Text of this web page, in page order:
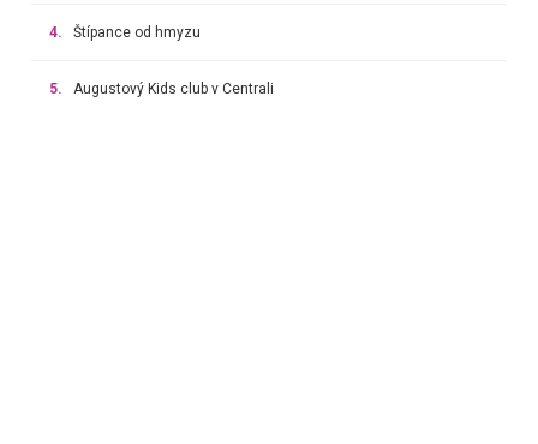
4. Štípance od hmyzu
5. Augustový Kids club v Centrali